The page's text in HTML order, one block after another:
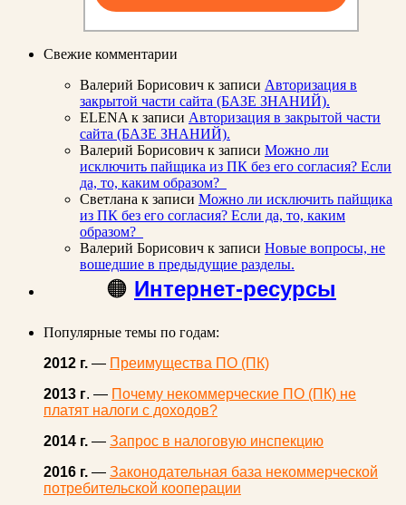
Свежие комментарии
Валерий Борисович к записи Авторизация в
закрытой части сайта (БАЗЕ ЗНАНИЙ).
ELENA к записи Авторизация в закрытой части
сайта (БАЗЕ ЗНАНИЙ).
Валерий Борисович к записи Можно ли
исключить пайщика из ПК без его согласия? Если
да, то, каким образом?
Светлана к записи Можно ли исключить пайщика
из ПК без его согласия? Если да, то, каким
образом?
Валерий Борисович к записи Новые вопросы, не
вошедшие в предыдущие разделы.
🟠 Интернет-ресурсы
Популярные темы по годам:
2012 г. — Преимущества ПО (ПК)
2013 г. — Почему некоммерческие ПО (ПК) не
платят налоги с доходов?
2014 г. — Запрос в налоговую инспекцию
2016 г. — Законодательная база некоммерческой
потребительской кооперации